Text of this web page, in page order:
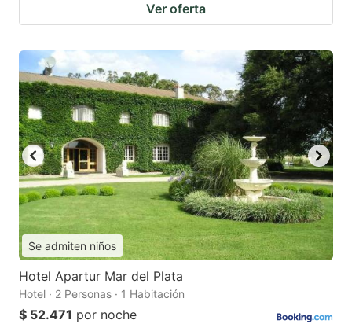
Ver oferta
Se admiten niños
Hotel Apartur Mar del Plata
Hotel · 2 Personas · 1 Habitación
$ 52.471 por noche